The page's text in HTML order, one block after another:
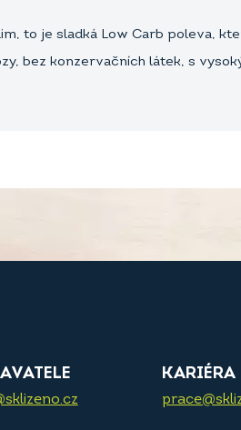
to je sladká Low Carb poleva,
bez konzervačních látek, s
KARIÉRA